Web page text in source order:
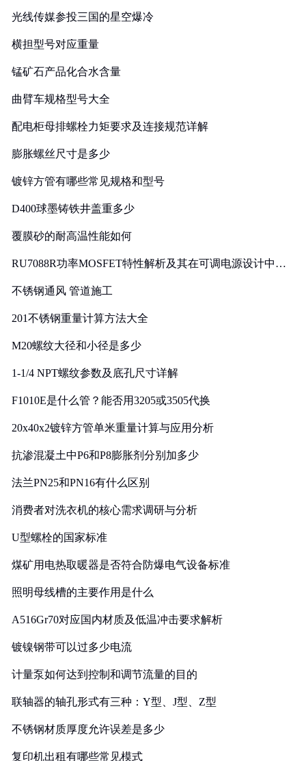
光线传媒参投三国的星空爆冷
横担型号对应重量
锰矿石产品化合水含量
曲臂车规格型号大全
配电柜母排螺栓力矩要求及连接规范详解
膨胀螺丝尺寸是多少
镀锌方管有哪些常见规格和型号
D400球墨铸铁井盖重多少
覆膜砂的耐高温性能如何
RU7088R功率MOSFET特性解析及其在可调电源设计中的
不锈钢通风 管道施工
201不锈钢重量计算方法大全
M20螺纹大径和小径是多少
1-1/4 NPT螺纹参数及底孔尺寸详解
F1010E是什么管？能否用3205或3505代换
20x40x2镀锌方管单米重量计算与应用分析
抗渗混凝土中P6和P8膨胀剂分别加多少
法兰PN25和PN16有什么区别
消费者对洗衣机的核心需求调研与分析
U型螺栓的国家标准
煤矿用电热取暖器是否符合防爆电气设备标准
照明母线槽的主要作用是什么
A516Gr70对应国内材质及低温冲击要求解析
镀镍钢带可以过多少电流
计量泵如何达到控制和调节流量的目的
联轴器的轴孔形式有三种：Y型、J型、Z型
不锈钢材质厚度允许误差是多少
复印机出租有哪些常见模式